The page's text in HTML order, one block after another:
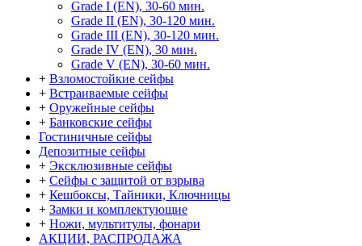
Grade I (EN), 30-60 мин.
Grade II (EN), 30-120 мин.
Grade III (EN), 30-120 мин.
Grade IV (EN), 30 мин.
Grade V (EN), 30-60 мин.
+ Взломостойкие сейфы
+ Встраиваемые сейфы
+ Оружейные сейфы
+ Банковские сейфы
Гостиничные сейфы
Депозитные сейфы
+ Эксклюзивные сейфы
+ Сейфы с защитой от взрыва
+ Кешбоксы, Тайники, Ключницы
+ Замки и комплектующие
+ Ножи, мультитулы, фонари
АКЦИИ, РАСПРОДАЖА